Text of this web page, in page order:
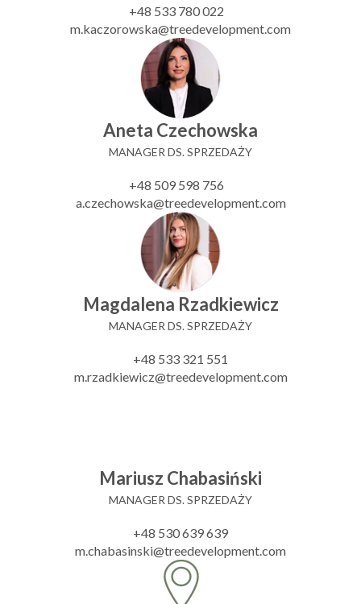
+48 533 780 022
m.kaczorowska@treedevelopment.com
Aneta Czechowska
MANAGER DS. SPRZEDAŻY
+48 509 598 756
a.czechowska@treedevelopment.com
Magdalena Rzadkiewicz
MANAGER DS. SPRZEDAŻY
+48 533 321 551
m.rzadkiewicz@treedevelopment.com
Mariusz Chabasiński
MANAGER DS. SPRZEDAŻY
+48 530 639 639
m.chabasinski@treedevelopment.com